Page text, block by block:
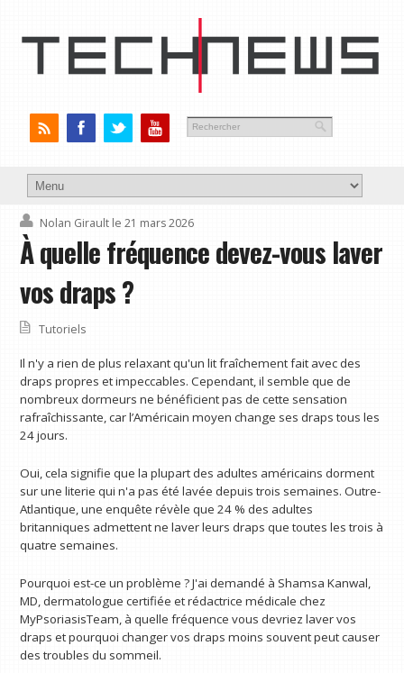
Nolan Girault le 21 mars 2026
À quelle fréquence devez-vous laver
vos draps ?
Tutoriels
Il n'y a rien de plus relaxant qu'un lit fraîchement fait avec des
draps propres et impeccables. Cependant, il semble que de
nombreux dormeurs ne bénéficient pas de cette sensation
rafraîchissante, car l’Américain moyen change ses draps tous les
24 jours.
Oui, cela signifie que la plupart des adultes américains dorment
sur une literie qui n'a pas été lavée depuis trois semaines. Outre-
Atlantique, une enquête révèle que 24 % des adultes
britanniques admettent ne laver leurs draps que toutes les trois à
quatre semaines.
Pourquoi est-ce un problème ? J'ai demandé à Shamsa Kanwal,
MD, dermatologue certifiée et rédactrice médicale chez
MyPsoriasisTeam, à quelle fréquence vous devriez laver vos
draps et pourquoi changer vos draps moins souvent peut causer
des troubles du sommeil.